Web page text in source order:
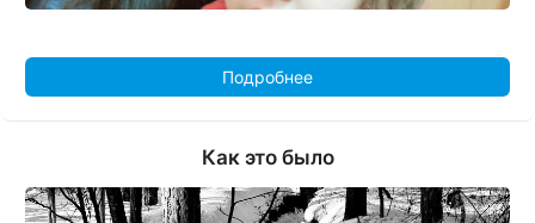
Подробнее
Как это было